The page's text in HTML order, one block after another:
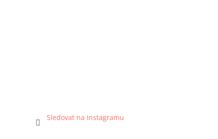
Sledovat na Instagramu